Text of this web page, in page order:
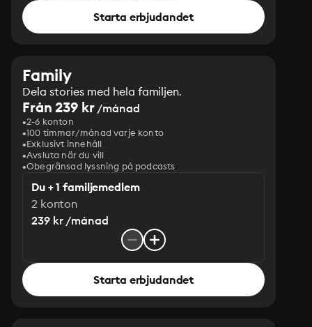
Starta erbjudandet
Family
Dela stories med hela familjen.
Från 239 kr/månad
2-6 konton
100 timmar/månad varje konto
Exklusivt innehåll
Avsluta när du vill
Obegränsad lyssning på podcasts
Du + 1 familjemedlem
2 konton
239 kr /månad
Starta erbjudandet